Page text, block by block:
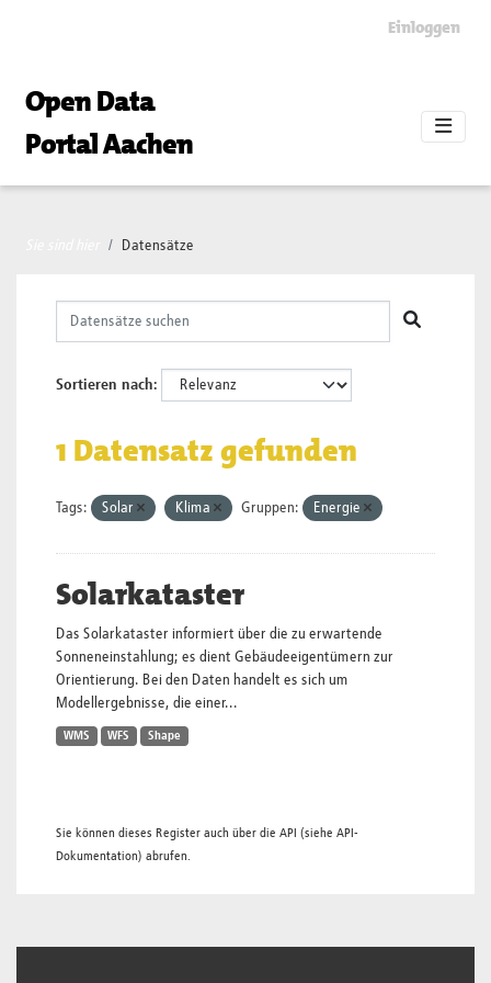
Einloggen
Open Data
Portal Aachen
Datensätze
Sortieren nach
1 Datensatz gefunden
Tags: Solar Klima Gruppen: Energie
Solarkataster
Das Solarkataster informiert über die zu erwartende
Sonneneinstahlung; es dient Gebäudeeigentümern zur
Orientierung. Bei den Daten handelt es sich um
Modellergebnisse, die einer...
WMS WFS Shape
Sie können dieses Register auch über die API (siehe API-
Dokumentation) abrufen.